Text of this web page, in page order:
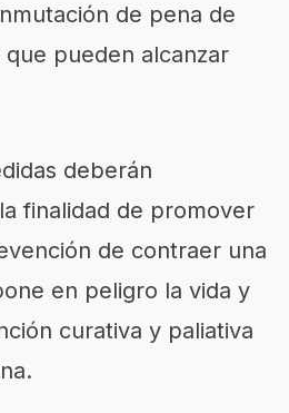
de pena de
pueden alcanzar
deberán
finalidad de promover
de contraer una
en peligro la vida y
curativa y paliativa